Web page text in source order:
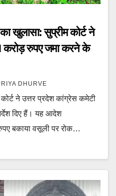
खुलासा: सुप्रीम कोर्ट ने
करोड़ रुपए जमा करने के
DHURVE
ने उत्तर प्रदेश कांग्रेस कमेटी
दिए हैं। यह आदेश
बकाया वसूली पर रोक…